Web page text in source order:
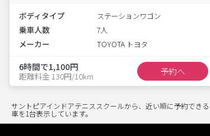
ボディタイプ ステーションワゴン
乗車人数 7人
メーカー TOYOTA トヨタ
6時間で1,100円
距離料金 130円/10km 予約へ
サントピアインドアテニススクールから、近い順に予約できる
車を1台表示しています。